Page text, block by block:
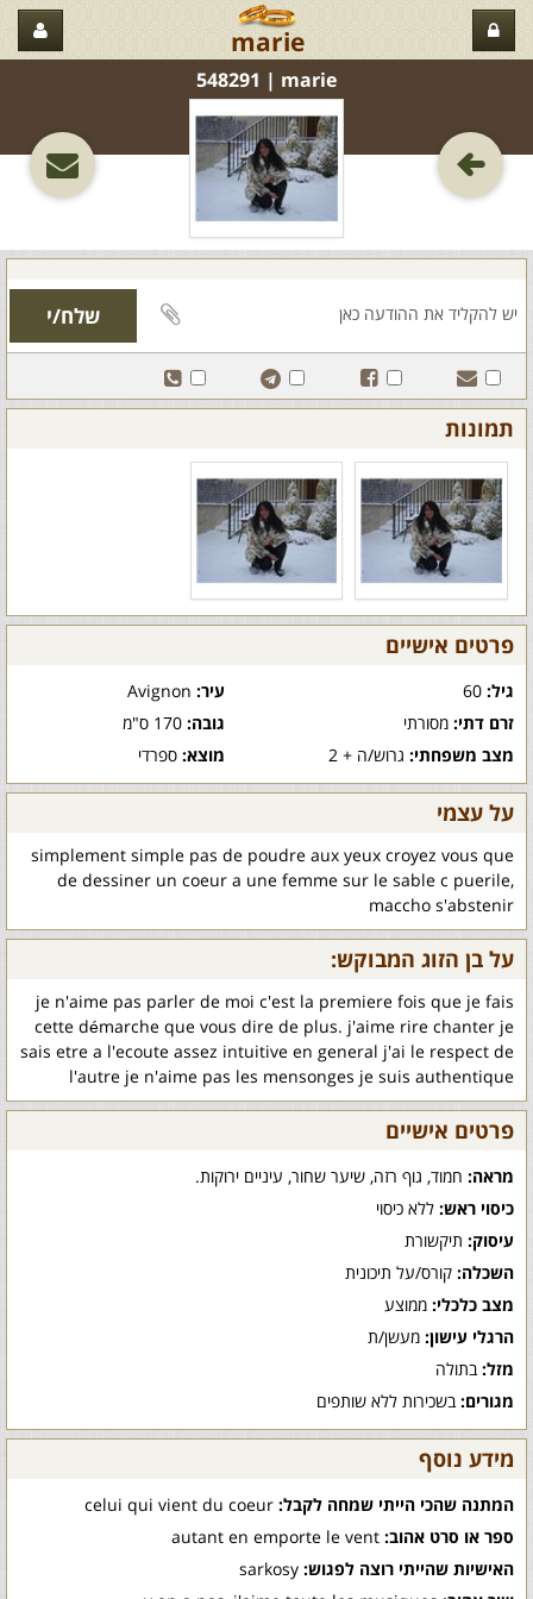
marie
marie‏ | 548291
תמונות
פרטים אישיים
גיל: עיר:Avignon
זרם דתי: מסורתי גובה:170 ס"מ
מצב משפחתי: גרוש/ה + 2 מוצא:ספרדי
על עצמי
simplement simple pas de poudre aux yeux croyez vous que
de dessiner un coeur a une femme sur le sable c puerile,
maccho s'abstenir
על בן הזוג המבוקש:
je n'aime pas parler de moi c'est la premiere fois que je fais
cette démarche que vous dire de plus. j'aime rire chanter je
sais etre a l'ecoute assez intuitive en general j'ai le respect de
l'autre je n'aime pas les mensonges je suis authentique
פרטים אישיים
מראה: חמוד, גוף רזה, שיער שחור, עיניים ירוקות.
כיסוי ראש: ללא כיסוי
עיסוק: תיקשורת
השכלה: קורס/על תיכונית
מצב כלכלי: ממוצע
הרגלי עישון: מעשן/ת
מזל: בתולה
מגורים: בשכירות ללא שותפים
מידע נוסף
המתנה שהכי הייתי שמחה לקבל: celui qui vient du coeur
ספר או סרט אהוב: autant en emporte le vent
האישיות שהייתי רוצה לפגוש: sarkosy